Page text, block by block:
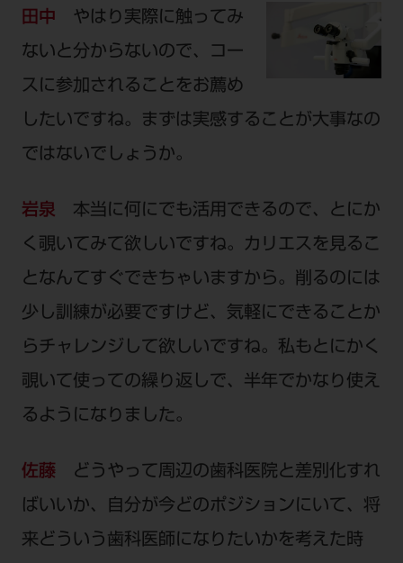
田中
やはり実際に触ってみ
ないと分からないので、コー
スに参加されることをお薦め
したいですね。まずは実感することが大事なの
ではないでしょうか。
岩泉 本当に何にでも活用できるので、とにか
く覗いてみて欲しいですね。カリエスを見るこ
となんてすぐできちゃいますから。削るのには
少し訓練が必要ですけど、気軽にできることか
らチャレンジして欲しいですね。私もとにかく
覗いて使っての繰り返しで、半年でかなり使え
るようになりました。
佐藤
どうやって周辺の歯科医院と差別化すれ
ばいいか、自分が今どのポジションにいて、将
来どういう歯科医師になりたいかを考えた時